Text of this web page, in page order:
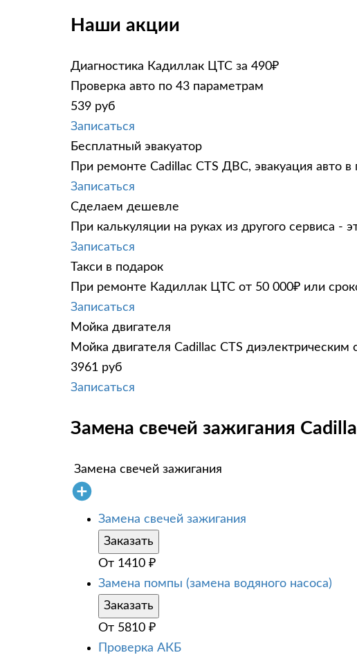
Наши акции
Диагностика Кадиллак ЦТС за 490₽
Проверка авто по 43 параметрам
539 руб
Записаться
Бесплатный эвакуатор
При ремонте Cadillac CTS ДВС, эвакуация авто
Записаться
Сделаем дешевле
При калькуляции на руках из другого сервиса
Записаться
Такси в подарок
При ремонте Кадиллак ЦТС от 50 000₽ или
Записаться
Мойка двигателя
Мойка двигателя Cadillac CTS
3961 руб
Записаться
Замена свечей зажигания
Замена свечей зажигания
Замена свечей зажигания
Заказать
От 1410 ₽
Замена помпы (замена водяного насоса)
Заказать
От 5810 ₽
Проверка АКБ